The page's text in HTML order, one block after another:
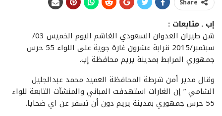
Share
إب ـ متابعات :
شن طيران العدوان السعودي الغاشم اليوم الخميس 03/
سبتمبر/2015 قرابة عشرون غارة جوية على اللواء 55 حرس
جمهوري المرابط بمدينة يريم محافظة إب.
وقال مدير أمن شرطة المحافظة العميد محمد عبدالجليل
الشامي ” إن الغارات استهدفت المباني والمنشآت التابعة للواء
55 حرس جمهوري بمدينة يريم دون أن تسفر عن اي ضحايا.